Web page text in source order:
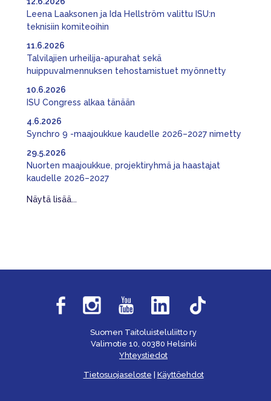
Leena Laaksonen ja Ida Hellström valittu ISU:n
teknisiin komiteoihin
Talvilajien urheilija-apurahat sekä
huippuvalmennuksen tehostamistuet myönnetty
11.6.2026
ISU Congress alkaa tänään
10.6.2026
Synchro 9 -maajoukkue kaudelle 2026–2027 nimetty
4.6.2026
Nuorten maajoukkue, projektiryhmä ja haastajat
kaudelle 2026–2027
29.5.2026
Näytä lisää...
Suomen Taitoluisteluliitto ry
Valimotie 10, 00380 Helsinki
Yhteystiedot
Tietosuojaseloste Käyttöehdot